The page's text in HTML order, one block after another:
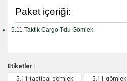
Paket içeriği:
5.11 Taktik Cargo Tdu Gömlek
Etiketler :
5.11 tactical gömlek
5.11 gömlek